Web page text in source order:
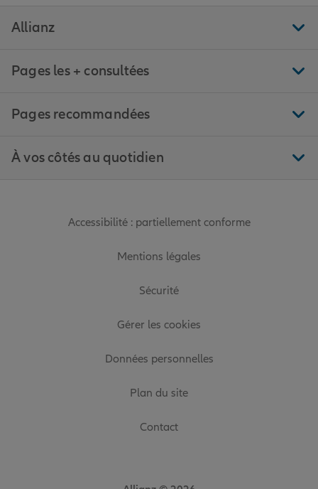
Allianz
Pages les + consultées
Pages recommandées
À vos côtés au quotidien
Accessibilité : partiellement conforme
Mentions légales
Sécurité
Gérer les cookies
Données personnelles
Plan du site
Contact